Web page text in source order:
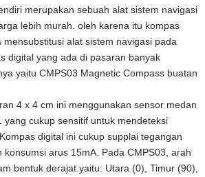
merupakan sebuah alat sistem navigasi
lebih murah. oleh karena itu kompas
alat sistem navigasi pada
digital yang ada di pasaran banyak
yaitu CMPS03 Magnetic Compass buatan
4 x 4 cm ini menggunakan sensor medan
yang cukup sensitif untuk mendeteksi
digital ini cukup supplai tegangan
konsumsi arus 15mA. Pada CMPS03, arah
bentuk derajat yaitu: Utara (0), Timur (90),